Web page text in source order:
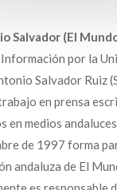
Salvador (El
por la
Salvador Ruiz
en prensa
en medios
de 1997 forma
andaluza de El